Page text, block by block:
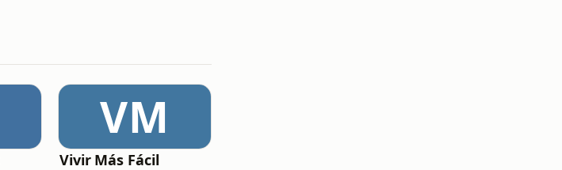
VM
Vivir Más Fácil